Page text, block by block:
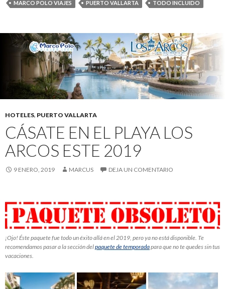
MARCO POLO VIAJES PUERTO VALLARTA TODO INCLUIDO
HOTELES, PUERTO VALLARTA
CÁSATE EN EL PLAYA LOS
ARCOS ESTE 2019
9 ENERO, 2019 MARCUS DEJA UN COMENTARIO
¡Ojo! Éste paquete fue todo un éxito allá en el 2019, pero ya no está disponible. Te
recomendamos pasar a la sección delpaquete de temporadapara que no te quedes sin tus
vacaciones.